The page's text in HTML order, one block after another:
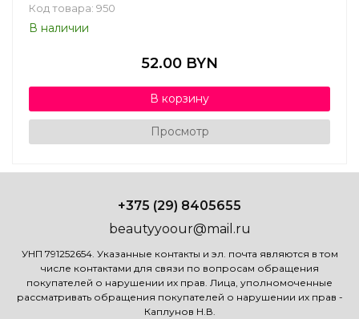
Код товара: 950
В наличии
52.00 BYN
В корзину
Просмотр
+375 (29) 8405655
beautyyoour@mail.ru
УНП 791252654. Указанные контакты и эл. почта являются в том
числе контактами для связи по вопросам обращения
покупателей о нарушении их прав. Лица, уполномоченные
рассматривать обращения покупателей о нарушении их прав -
Каплунов Н.В.